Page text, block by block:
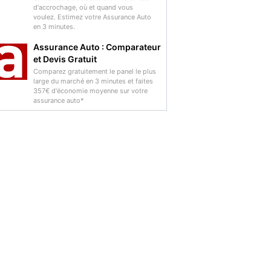
d'accrochage, où et quand vous
voulez. Estimez votre Assurance Auto
en 3 minutes.
Assurance Auto : Comparateur
et Devis Gratuit
Comparez gratuitement le panel le plus
large du marché en 3 minutes et faites
357€ d'économie moyenne sur votre
assurance auto*